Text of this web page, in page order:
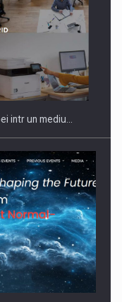
ACADEMIC
by benzinariile RO…
intr un mediu…